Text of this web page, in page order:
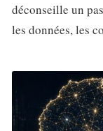
déconseille un
les données, les